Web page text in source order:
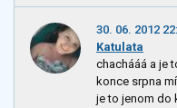
30. 06. 2012
Katulata
chachááá a je
konce srpna
je to jenom do